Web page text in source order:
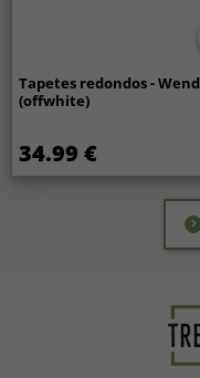
Tapetes redondos -
(offwhite)
34.99 €